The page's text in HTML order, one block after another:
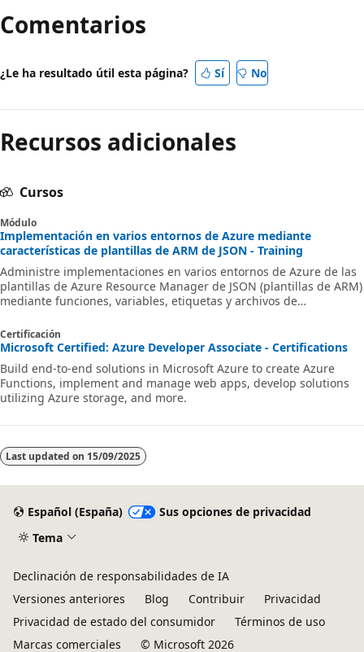
Comentarios
¿Le ha resultado útil esta página? Sí No
Recursos adicionales
Cursos
Módulo
Implementación en varios entornos de Azure mediante
características de plantillas de ARM de JSON - Training
Administre implementaciones en varios entornos de Azure de las
plantillas de Azure Resource Manager de JSON (plantillas de ARM)
mediante funciones, variables, etiquetas y archivos de
Certificación
Microsoft Certified: Azure Developer Associate - Certifications
Build end-to-end solutions in Microsoft Azure to create Azure
Functions, implement and manage web apps, develop solutions
utilizing Azure storage, and more.
Last updated on 15/09/2025
Español (España)
Sus opciones de privacidad
Tema
Declinación de responsabilidades de IA
Versiones anteriores
Blog Contribuir
Privacidad
Privacidad de estado del consumidor
Términos de uso
Marcas comerciales
© Microsoft 2026